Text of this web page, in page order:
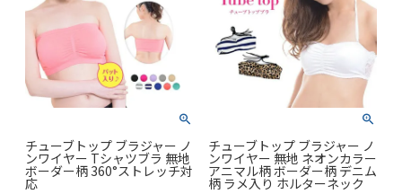
チューブトップ ブラジャー ノ
ンワイヤー Tシャツブラ 無地
ボーダー柄 360°ストレッチ対
応
チューブトップ ブラジャー ノ
ンワイヤー 無地 ネオンカラー
アニマル柄 ボーダー柄 デニム
柄 ラメ入り ホルターネック